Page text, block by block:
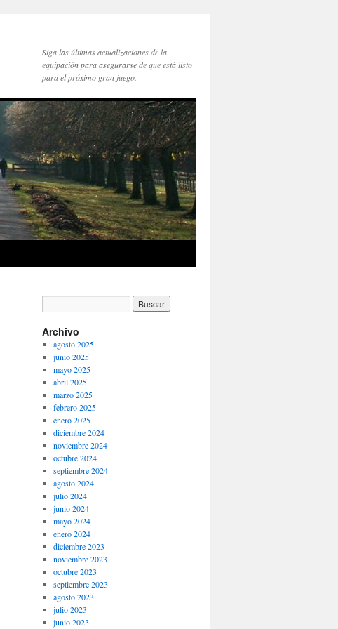
Siga las últimas actualizaciones de la
equipación para asegurarse de que está listo
para el próximo gran juego.
Archivo
agosto 2025
junio 2025
mayo 2025
abril 2025
marzo 2025
febrero 2025
enero 2025
diciembre 2024
noviembre 2024
octubre 2024
septiembre 2024
agosto 2024
julio 2024
junio 2024
mayo 2024
enero 2024
diciembre 2023
noviembre 2023
octubre 2023
septiembre 2023
agosto 2023
julio 2023
junio 2023